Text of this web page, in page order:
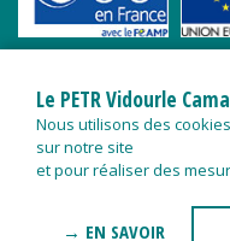
Le PETR Vidourle
Nous utilisons des
sur notre site
et pour réaliser des
→ EN SAVOIR